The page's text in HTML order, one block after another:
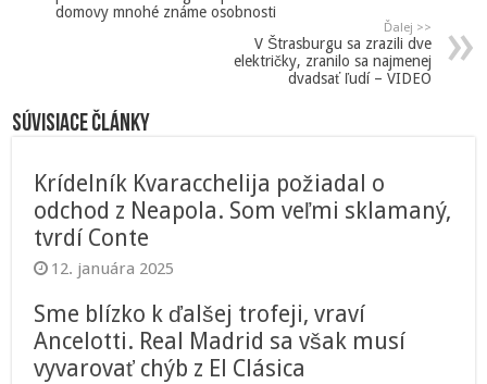
domovy mnohé známe osobnosti
Ďalej >>
V Štrasburgu sa zrazili dve
električky, zranilo sa najmenej
dvadsať ľudí – VIDEO
Súvisiace články
Krídelník Kvaracchelija požiadal o
odchod z Neapola. Som veľmi sklamaný,
tvrdí Conte
12. januára 2025
Sme blízko k ďalšej trofeji, vraví
Ancelotti. Real Madrid sa však musí
vyvarovať chýb z El Clásica